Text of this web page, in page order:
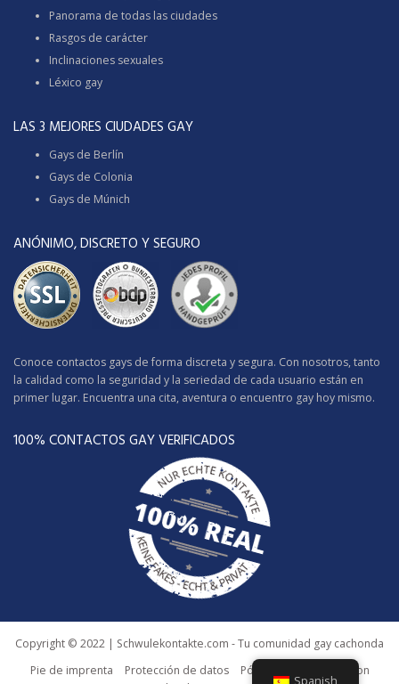
Panorama de todas las ciudades
Rasgos de carácter
Inclinaciones sexuales
Léxico gay
LAS 3 MEJORES CIUDADES GAY
Gays de Berlín
Gays de Colonia
Gays de Múnich
ANÓNIMO, DISCRETO Y SEGURO
Conoce contactos gays de forma discreta y segura. Con nosotros, tanto
la calidad como la seguridad y la seriedad de cada usuario están en
primer lugar. Encuentra una cita, aventura o encuentro gay hoy mismo.
100% CONTACTOS GAY VERIFICADOS
Copyright © 2022 | Schwulekontakte.com - Tu comunidad gay cachonda
Pie de imprenta
Protección de datos
Póngase en contacto con
Spanish